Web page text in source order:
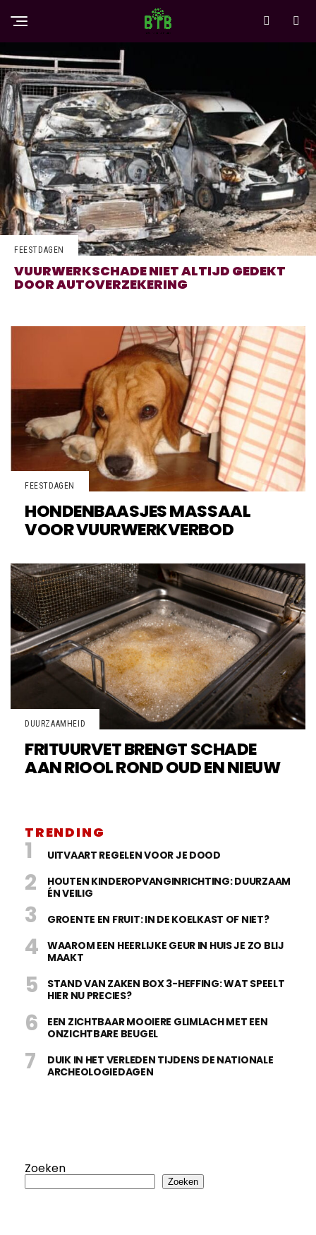
FEESTDAGEN
VUURWERKSCHADE NIET ALTIJD GEDEKT
DOOR AUTOVERZEKERING
FEESTDAGEN
HONDENBAASJES MASSAAL
VOOR VUURWERKVERBOD
DUURZAAMHEID
FRITUURVET BRENGT SCHADE
AAN RIOOL ROND OUD EN NIEUW
TRENDING
UITVAART REGELEN VOOR JE DOOD
HOUTEN KINDEROPVANGINRICHTING: DUURZAAM
ÉN VEILIG
GROENTE EN FRUIT: IN DE KOELKAST OF NIET?
WAAROM EEN HEERLIJKE GEUR IN HUIS JE ZO BLIJ
MAAKT
STAND VAN ZAKEN BOX 3-HEFFING: WAT SPEELT
HIER NU PRECIES?
EEN ZICHTBAAR MOOIERE GLIMLACH MET EEN
ONZICHTBARE BEUGEL
DUIK IN HET VERLEDEN TIJDENS DE NATIONALE
ARCHEOLOGIEDAGEN
Zoeken
Zoeken